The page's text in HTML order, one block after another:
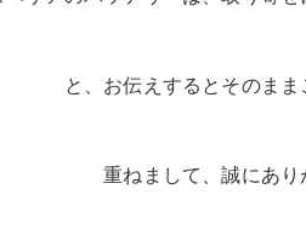
と、お伝えするとそのま
重ねまして、誠にあり